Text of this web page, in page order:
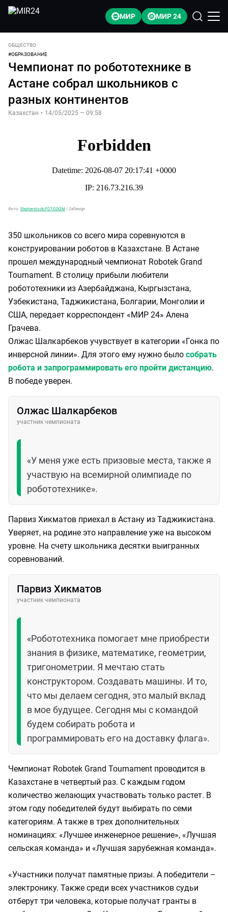
МИР МИР 24
ОБЩЕСТВО
#ОБРАЗОВАНИЕ
Чемпионат по робототехнике в
Астане собрал школьников с
разных континентов
Казахстан • 14/05/2025 — 09:58
Фото: Shutterstock/FOTODOM / ZeDesign
350 школьников со всего мира соревнуются в
конструировании роботов в Казахстане. В Астане
прошел международный чемпионат Robotek Grand
Tournament. В столицу прибыли любители
робототехники из Азербайджана, Кыргызстана,
Узбекистана, Таджикистана, Болгарии, Монголии и
США, передает корреспондент «МИР 24» Алена
Грачева.
Олжас Шалкарбеков учувствует в категории «Гонка по
инверсной линии». Для этого ему нужно было собрать
робота и запрограммировать его пройти дистанцию.
В победе уверен.
Олжас Шалкарбеков
участник чемпионата
«У меня уже есть призовые места, также я
участвую на всемирной олимпиаде по
робототехнике».
Парвиз Хикматов приехал в Астану из Таджикистана.
Уверяет, на родине это направление уже на высоком
уровне. На счету школьника десятки выигранных
соревнований.
Парвиз Хикматов
участник чемпионата
«Робототехника помогает мне приобрести
знания в физике, математике, геометрии,
тригонометрии. Я мечтаю стать
конструктором. Создавать машины. И то,
что мы делаем сегодня, это малый вклад
в мое будущее. Сегодня мы с командой
будем собирать робота и
программировать его на доставку флага».
Чемпионат Robotek Grand Tournament проводится в
Казахстане в четвертый раз. С каждым годом
количество желающих участвовать только растет. В
этом году победителей будут выбирать по семи
категориям. А также в трех дополнительных
номинациях: «Лучшее инженерное решение», «Лучшая
сельская команда» и «Лучшая зарубежная команда».
«Участники получат памятные призы. А победители –
электронику. Также среди всех участников судьи
отберут три человека, которые получат гранты в